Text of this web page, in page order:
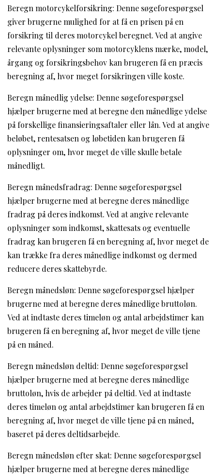
Beregn motorcykelforsikring: Denne søgeforespørgsel
giver brugerne mulighed for at få en prisen på en
forsikring til deres motorcykel beregnet. Ved at angive
relevante oplysninger som motorcyklens mærke, model,
årgang og forsikringsbehov kan brugeren få en præcis
beregning af, hvor meget forsikringen ville koste.
Beregn månedlig ydelse: Denne søgeforespørgsel
hjælper brugerne med at beregne den månedlige ydelse
på forskellige finansieringsaftaler eller lån. Ved at angive
beløbet, rentesatsen og løbetiden kan brugeren få
oplysninger om, hvor meget de ville skulle betale
månedligt.
Beregn månedsfradrag: Denne søgeforespørgsel
hjælper brugerne med at beregne deres månedlige
fradrag på deres indkomst. Ved at angive relevante
oplysninger som indkomst, skattesats og eventuelle
fradrag kan brugeren få en beregning af, hvor meget de
kan trække fra deres månedlige indkomst og dermed
reducere deres skattebyrde.
Beregn månedsløn: Denne søgeforespørgsel hjælper
brugerne med at beregne deres månedlige bruttoløn.
Ved at indtaste deres timeløn og antal arbejdstimer kan
brugeren få en beregning af, hvor meget de ville tjene
på en måned.
Beregn månedsløn deltid: Denne søgeforespørgsel
hjælper brugerne med at beregne deres månedlige
bruttoløn, hvis de arbejder på deltid. Ved at indtaste
deres timeløn og antal arbejdstimer kan brugeren få en
beregning af, hvor meget de ville tjene på en måned,
baseret på deres deltidsarbejde.
Beregn månedsløn efter skat: Denne søgeforespørgsel
hjælper brugerne med at beregne deres månedlige